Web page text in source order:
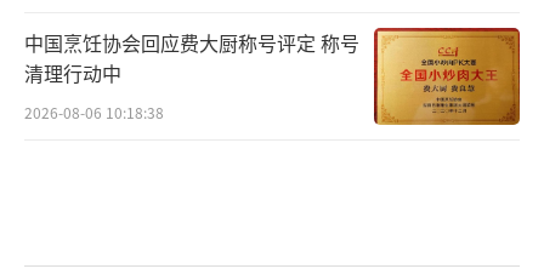
中国烹饪协会回应费大厨称号评定 称号
清理行动中
2026-08-06 10:18:38